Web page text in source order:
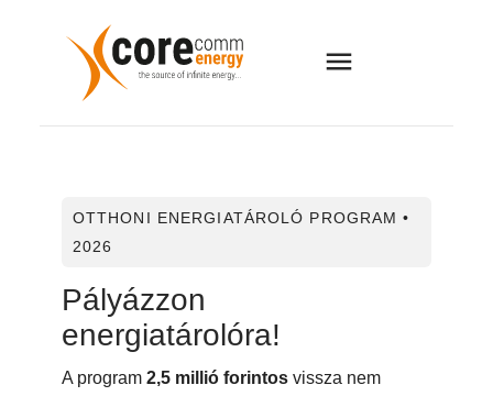
OTTHONI ENERGIATÁROLÓ PROGRAM •
2026
Pályázzon
energiatárolóra!
A program 2,5 millió forintosvissza nem